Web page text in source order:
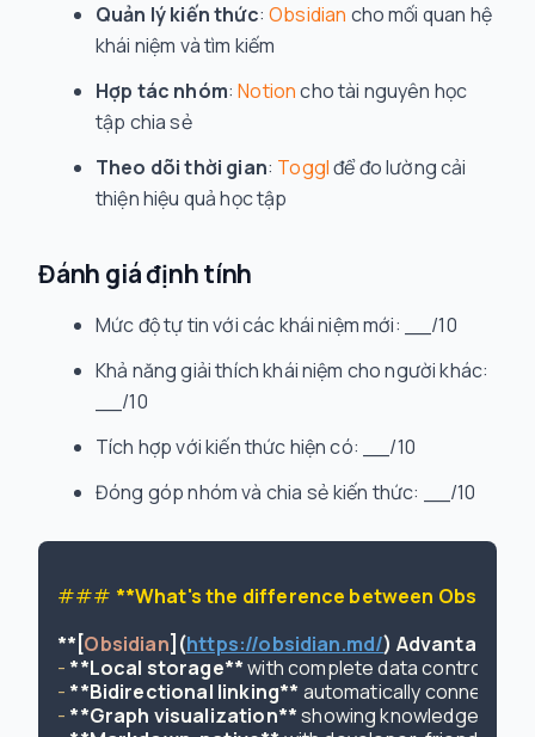
Quản lý kiến thức:Obsidian cho mối quan hệ
khái niệm và tìm kiếm
Hợp tác nhóm:Notioncho tài nguyên học
tập chia sẻ
Theo dõi thời gian: Togglđể đo lường cải
thiện hiệu quả học tập
Đánh giá định tính
Mức độ tự tin với các khái niệm mới: __/10
Khả năng giải thích khái niệm cho người khác:
__/10
Tích hợp với kiến thức hiện có: __/10
Đóng góp nhóm và chia sẻ kiến thức: __/10
### **What's the difference between
**[Obsidian](https://obsidian.md/)
- **Local storage**
- **Bidirectional linking**
- **Graph visualization**